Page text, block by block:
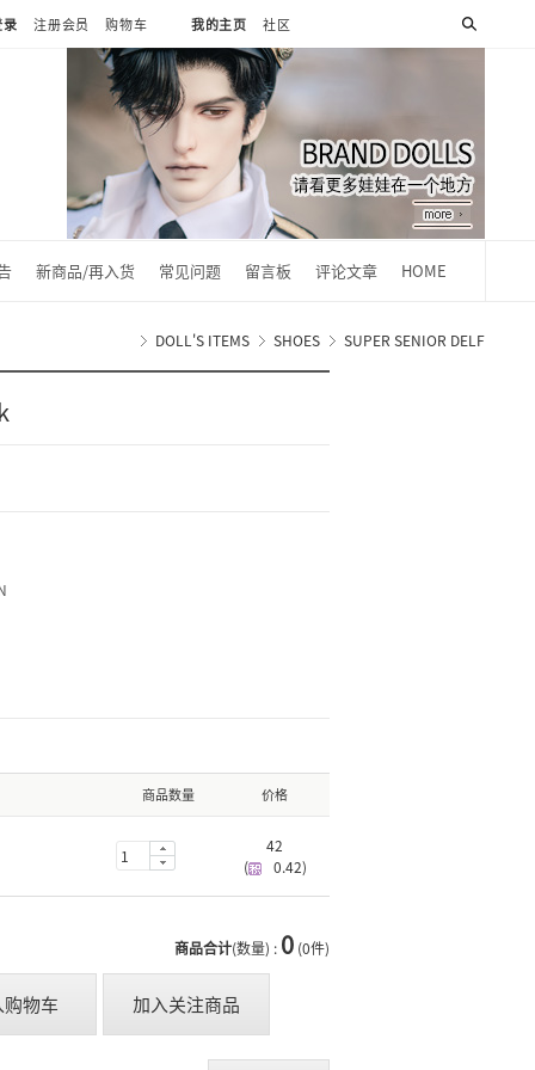
注册会员 购物车 我的主页 社区
新商品/再入货 常见问题 留言板 评论文章 HOME
DOLL'S ITEMS SHOES SUPER SENIOR DELF
商品数量 价格
42
(
0.42)
商品合计(数量) : 0 (0件)
购物车 加入关注商品